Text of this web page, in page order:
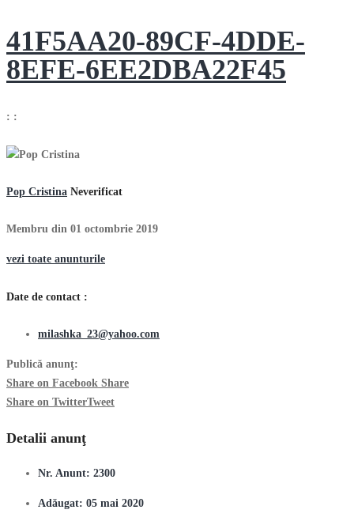
41F5AA20-89CF-4DDE-
8EFE-6EE2DBA22F45
: :
Pop Cristina Neverificat
Membru din 01 octombrie 2019
vezi toate anunturile
Date de contact :
milashka_23@yahoo.com
Publică anunţ:
Share on Facebook Share
Share on TwitterTweet
Detalii anunţ
Nr. Anunt: 2300
Adăugat: 05 mai 2020